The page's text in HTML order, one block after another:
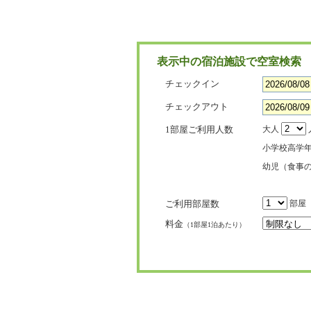
表示中の宿泊施設で空室検索
チェックイン
チェックアウト
1部屋ご利用人数 大人
小学校高学
幼児（食事
ご利用部屋数 部屋
料金 （1部屋1泊あたり）